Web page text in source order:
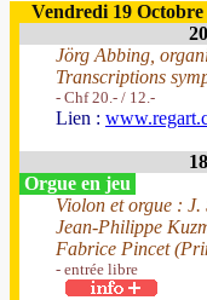
Vendredi 19 Octobre
Jörg Abbing,
Transcriptions
- Chf 20.- / 12.-
Lien :
Orgue en jeu
Violon et orgue : J.
Jean-Philippe
Fabrice Pincet
- entrée libre